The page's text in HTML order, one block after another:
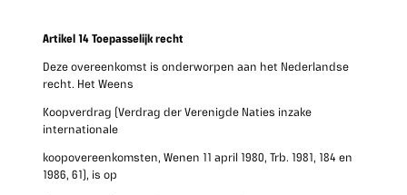
Artikel 14 Toepasselijk recht
Deze overeenkomst is onderworpen aan het Nederlandse
recht. Het Weens
Koopverdrag (Verdrag der Verenigde Naties inzake
internationale
koopovereenkomsten, Wenen 11 april 1980, Trb. 1981, 184 en
1986, 61), is op